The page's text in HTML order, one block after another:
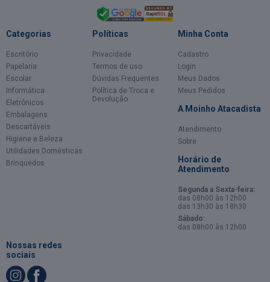
Categorias
Escritório
Papelaria
Escolar
Informática
Eletrônicos
Embalagens
Descartáveis
Higiene e Beleza
Utilidades Domésticas
Brinquedos
Políticas
Privacidade
Termos de uso
Dúvidas Frequentes
Política de Troca e
Devolução
Minha Conta
Cadastro
Login
Meus Dados
Meus Pedidos
A Moinho Atacadista
Atendimento
Sobre
Horário de
Atendimento
Segunda a Sexta-feira:
das 08h00 às 12h00
das 13h30 às 18h30
Sábado:
das 08h00 às 12h00
Nossas redes
sociais